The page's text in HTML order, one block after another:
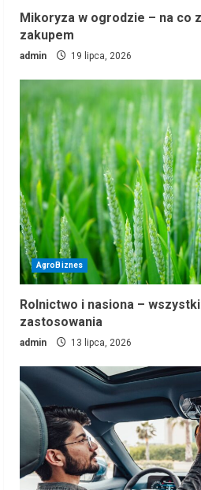
Mikoryza w ogrodzie – na co
zakupem
admin 19 lipca, 2026
AgroBiznes
Rolnictwo i nasiona –
zastosowania
admin 13 lipca, 2026